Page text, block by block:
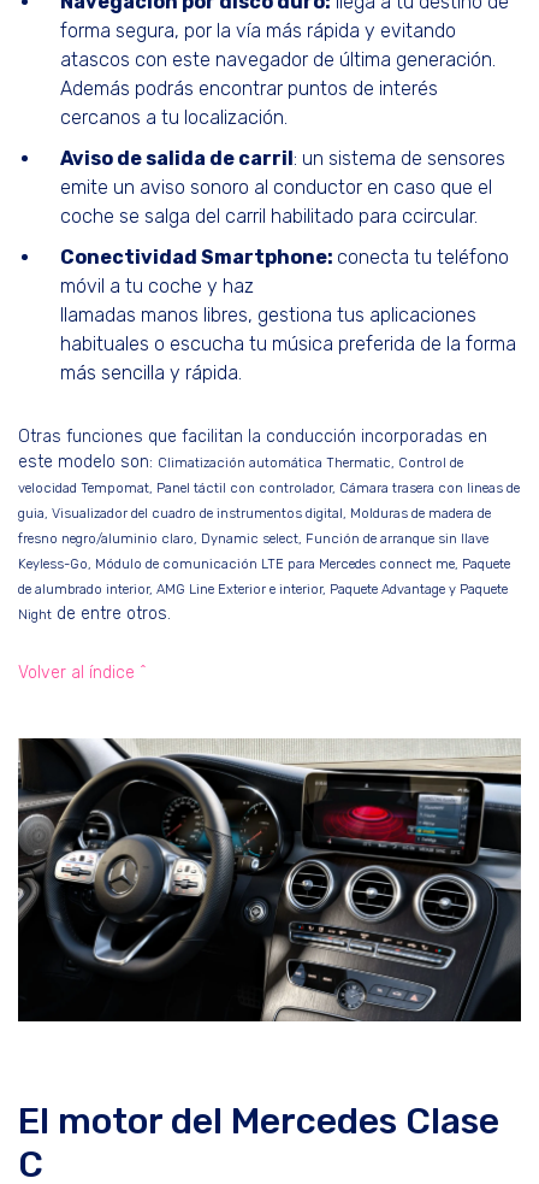
forma segura, por la vía más rápida y evitando
atascos con este navegador de última generación.
Además podrás encontrar puntos de interés
cercanos a tu localización.
Aviso de salida de carril: un sistema de sensores
emite un aviso sonoro al conductor en caso que el
coche se salga del carril habilitado para ccircular.
Conectividad Smartphone: conecta tu teléfono
móvil a tu coche y haz
llamadas manos libres, gestiona tus aplicaciones
habituales o escucha tu música preferida de la forma
más sencilla y rápida.
Otras funciones que facilitan la conducción incorporadas en
este modelo son: Climatización automática Thermatic, Control de
velocidad Tempomat, Panel táctil con controlador, Cámara trasera con lineas de
guia, Visualizador del cuadro de instrumentos digital, Molduras de madera de
fresno negro/aluminio claro, Dynamic select, Función de arranque sin llave
Keyless-Go, Módulo de comunicación LTE para Mercedes connect me, Paquete
de alumbrado interior, AMG Line Exterior e interior, Paquete Advantage y Paquete
Night de entre otros.
Volver al índice ^
El motor del Mercedes Clase
C